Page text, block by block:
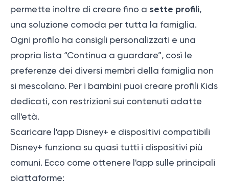
permette inoltre di creare fino a sette profili,
una soluzione comoda per tutta la famiglia.
Ogni profilo ha consigli personalizzati e una
propria lista “Continua a guardare”, così le
preferenze dei diversi membri della famiglia non
si mescolano. Per i bambini puoi creare profili Kids
dedicati, con restrizioni sui contenuti adatte
all'età.
Scaricare l'app Disney+ e dispositivi compatibili
Disney+ funziona su quasi tutti i dispositivi più
comuni. Ecco come ottenere l'app sulle principali
piattaforme: